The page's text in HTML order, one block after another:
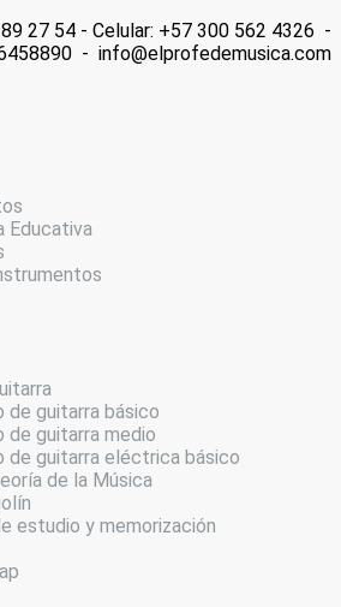
27 54 - Celular: +57 300 562 4326 -
- info@elprofedemusica.com
Educativa
de guitarra básico
de guitarra medio
de guitarra eléctrica básico
de la Música
estudio y memorización